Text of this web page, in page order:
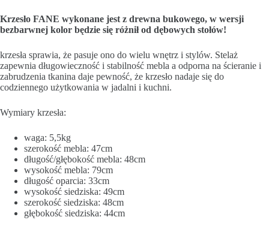
Krzesło FANE wykonane jest z drewna bukowego, w wersji
bezbarwnej kolor będzie się różnił od dębowych stołów!
krzesła sprawia, że pasuje ono do wielu wnętrz i stylów. Stelaż
zapewnia długowieczność i stabilność mebla a odporna na ścieranie i
zabrudzenia tkanina daje pewność, że krzesło nadaje się do
codziennego użytkowania w jadalni i kuchni.
Wymiary krzesła:
waga: 5,5kg
szerokość mebla: 47cm
długość/głębokość mebla: 48cm
wysokość mebla: 79cm
długość oparcia: 33cm
wysokość siedziska: 49cm
szerokość siedziska: 48cm
głębokość siedziska: 44cm